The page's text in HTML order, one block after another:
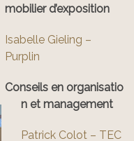
mobilier d’exposition
Isabelle Gieling –
Purplin
Conseils en organisatio
n et management
Patrick Colot – TEC